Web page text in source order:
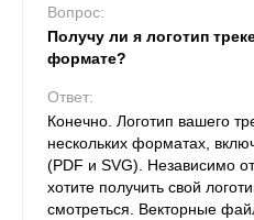
Вопрос:
Получу ли я логотип
формате?
Ответ:
Конечно. Логотип вашего
нескольких форматах,
(PDF и SVG). Независимо
хотите получить свой
смотреться. Векторные